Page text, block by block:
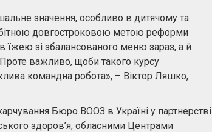
значення, особливо в дитячому та
довгостроковою метою реформи
їжею зі збалансованого меню зараз, а й
важливо, щоби такого курсу
командна робота», – Віктор Ляшко,
Бюро ВООЗ в Україні у партнерстві
здоров’я, обласними Центрами